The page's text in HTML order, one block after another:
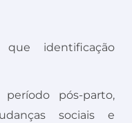
que identificação
pós-parto,
sociais e